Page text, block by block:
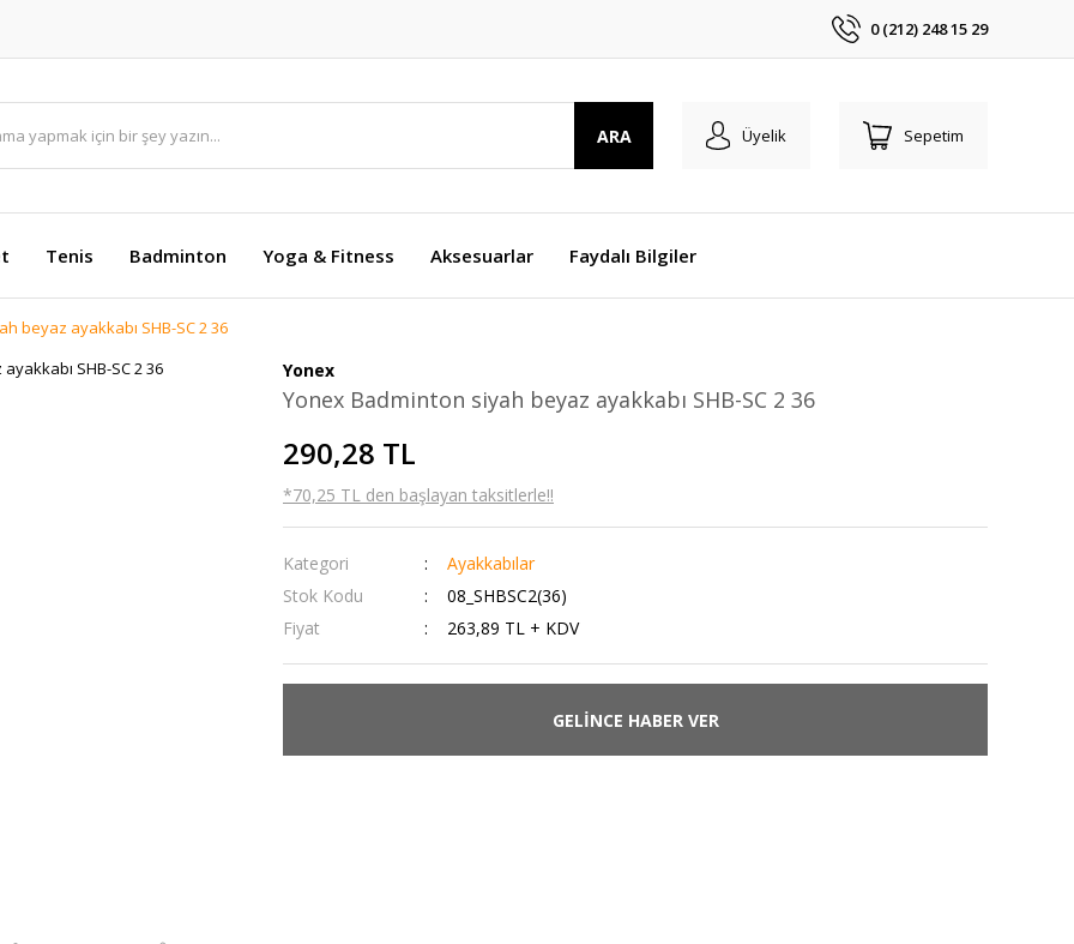
0 (212) 248 15 29
ARA Üyelik Sepetim
Tenis Badminton Yoga & Fitness Aksesuarlar Faydalı Bilgiler
beyaz ayakkabı SHB-SC 2 36
Yonex
Yonex Badminton siyah beyaz ayakkabı SHB-SC 2 36
290,28 TL
*70,25 TL den başlayan taksitlerle!!
Kategori
Ayakkabılar
Stok Kodu
08_SHBSC2(36)
Fiyat
263,89 TL + KDV
GELİNCE HABER VER